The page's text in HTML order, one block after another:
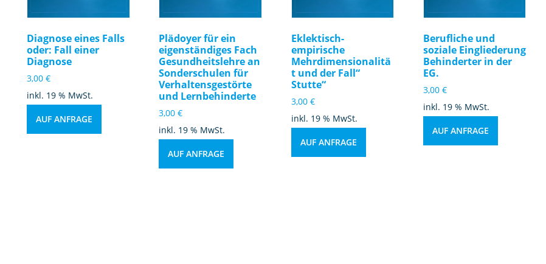
Diagnose eines Falls
oder: Fall einer
Diagnose
3,00 €
inkl. 19 % MwSt.
AUF ANFRAGE
Plädoyer für ein
eigenständiges Fach
Gesundheitslehre an
Sonderschulen für
Verhaltensgestörte
und Lernbehinderte
3,00€
inkl. 19 % MwSt.
AUF ANFRAGE
Eklektisch-
empirische
Mehrdimensionalitä
t und der Fall“
Stutte“
3,00 €
inkl. 19 % MwSt.
AUF ANFRAGE
Berufliche und
soziale Eingliederung
Behinderter in der
EG.
3,00 €
inkl. 19 % MwSt.
AUF ANFRAGE